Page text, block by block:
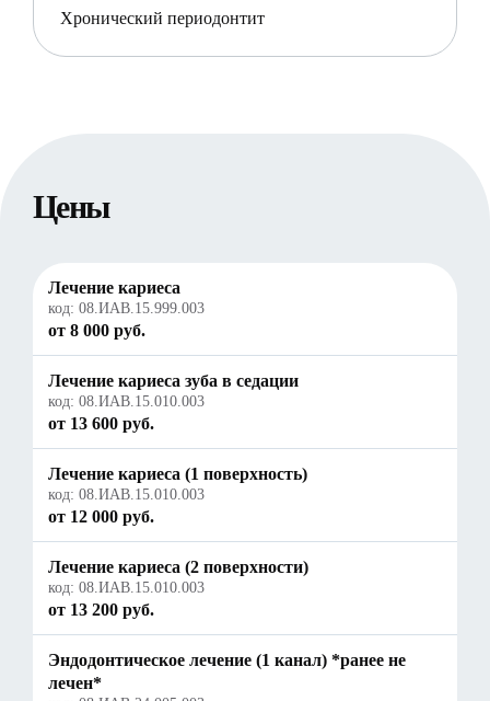
Хронический периодонтит
Цены
Лечение кариеса
код: 08.ИАВ.15.999.003
от 8 000 руб.
Лечение кариеса зуба в седации
код: 08.ИАВ.15.010.003
от 13 600 руб.
Лечение кариеса (1 поверхность)
код: 08.ИАВ.15.010.003
от 12 000 руб.
Лечение кариеса (2 поверхности)
код: 08.ИАВ.15.010.003
от 13 200 руб.
Эндодонтическое лечение (1 канал) *ранее не
лечен*